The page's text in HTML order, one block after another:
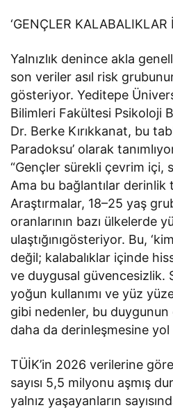
‘GENÇLER KALABALIKLAR
Yalnızlık denince akla
son veriler asıl risk
gösteriyor. Yeditepe
Bilimleri Fakültesi Psikoloji
Dr. Berke Kırıkkanat, bu
Paradoksu’ olarak
“Gençler sürekli çevrim içi,
Ama bu bağlantılar derinlik
Araştırmalar, 18–25 yaş
oranlarının bazı ülkelerde
ulaştığınıgösteriyor. Bu,
değil; kalabalıklar içinde
ve duygusal güvencesizlik.
yoğun kullanımı ve yüz
gibi nedenler, bu duygunun
daha da derinleşmesine yol
TÜİK’in 2026 verilerine
sayısı 5,5 milyonu aşmış
yalnız yaşayanların